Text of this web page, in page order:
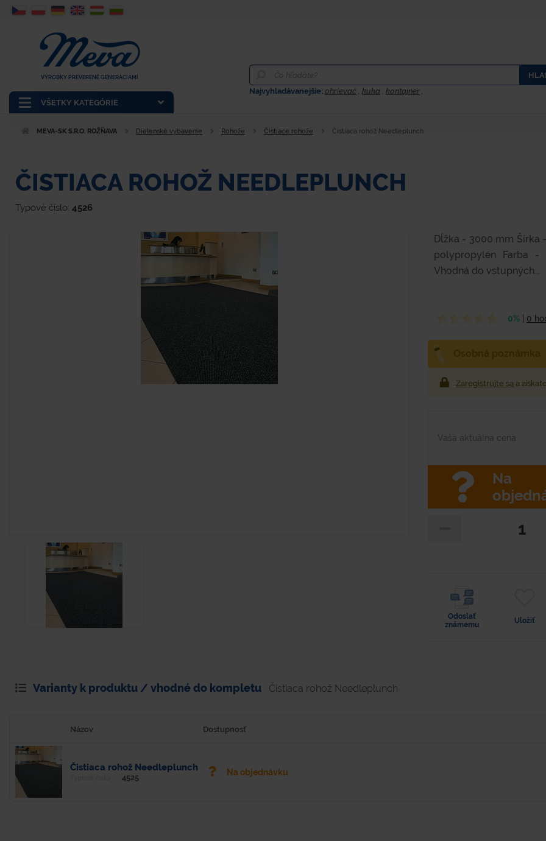
VŠETKY KATEGÓRIE
VÝROBKY PREVERENÉ GENERÁCIAMI
Najvyhladávanejšie:ohrievač ,kuka ,kontajner ,
MEVA-SK S.R.O. ROŽŇAVA Dielenské vybavenie Rohože Čistiace rohože Čistiaca rohož Needleplunch
ČISTIACA ROHOŽ NEEDLEPLUNCH
Typové číslo: 4526
Dĺžka - 3000 mm Šírka
polypropylén Farba -
Vhodná do vstupných...
0% 0
Zaregistrujte sa a
Vaša aktuálna cena
Na
Odoslať
známemu
Uložiť
Varianty k produktu / vhodné do kompletu Čistiaca rohož Needleplunch
Názov Dostupnosť
Čistiaca rohož Needleplunch
4525
Na objednávku